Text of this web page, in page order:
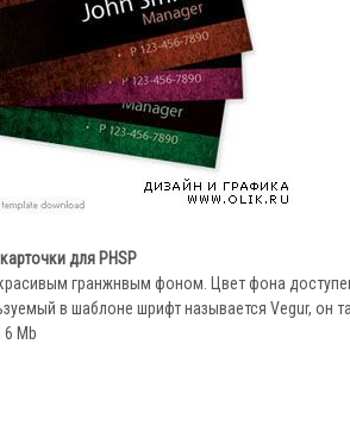
для PHSP
гранжнвым фоном. Цвет фона
в шаблоне шрифт называется Vegur, он
6 Mb